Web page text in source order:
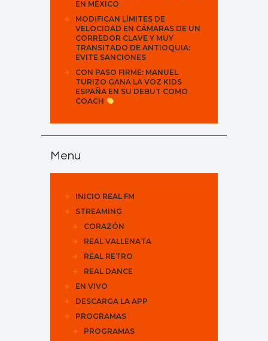
EN MÉXICO
MODIFICAN LÍMITES DE
VELOCIDAD EN CÁMARAS DE UN
CORREDOR CLAVE Y MUY
TRANSITADO DE ANTIOQUIA:
EVITE SANCIONES
CON PASO FIRME: MANUEL
TURIZO GANA LA VOZ KIDS
ESPAÑA EN SU DEBUT COMO
COACH
Menu
INICIO REAL FM
STREAMING
CORAZÓN
REAL VALLENATA
REAL RETRO
REAL DANCE
EN VIVO
DESCARGA LA APP
PROGRAMAS
PROGRAMAS